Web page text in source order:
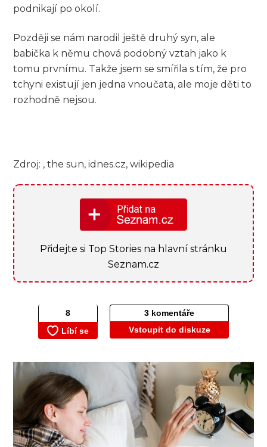
podnikají po okolí.
Později se nám narodil ještě druhý syn, ale
babička k němu chová podobný vztah jako k
tomu prvnímu. Takže jsem se smířila s tím, že pro
tchyni existují jen jedna vnoučata, ale moje děti to
rozhodně nejsou.
Zdroj: , the sun, idnes.cz, wikipedia
Přidejte si Top Stories na hlavní stránku
Seznam.cz
3 komentáře
Vstoupit do diskuze